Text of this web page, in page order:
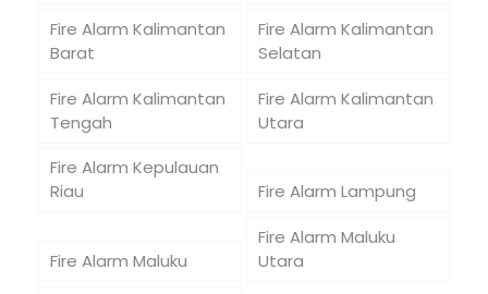
Fire Alarm Kalimantan
Barat
Fire Alarm Kalimantan
Selatan
Fire Alarm Kalimantan
Tengah
Fire Alarm Kalimantan
Utara
Fire Alarm Kepulauan
Riau
Fire Alarm Lampung
Fire Alarm Maluku
Fire Alarm Maluku
Utara